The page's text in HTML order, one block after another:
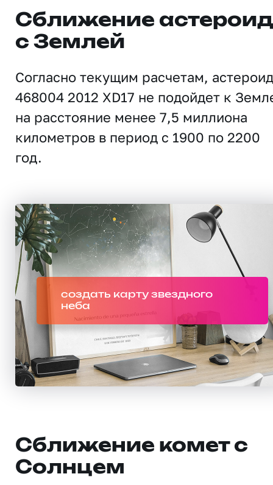
Сближение
с Землей
Согласно текущим расчетам, астероид
468004 2012 XD17 не подойдет к
на расстояние менее 7,5 миллиона
километров в период с 1900 по 2200
год.
создать карту звездного
неба
Сближение комет с
Солнцем